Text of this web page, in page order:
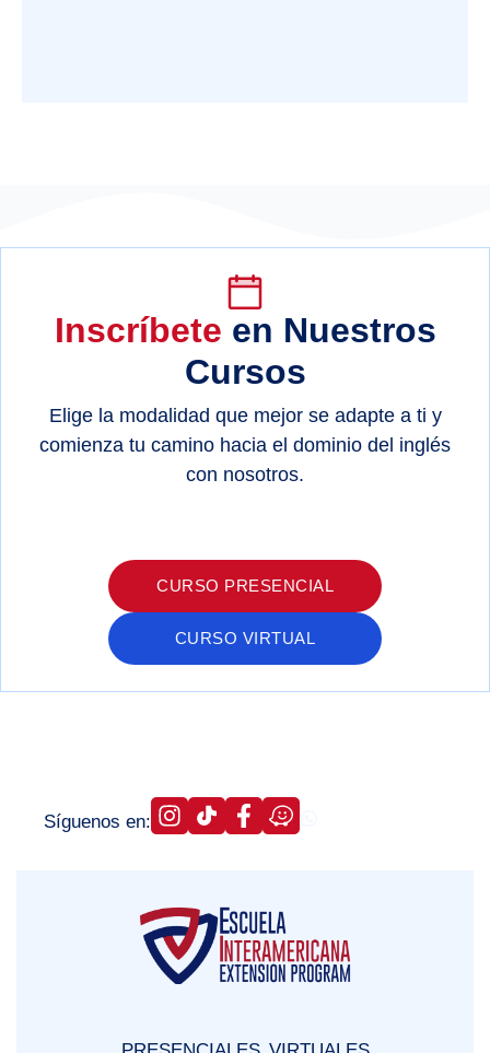
Inscríbete en Nuestros
Cursos
Elige la modalidad que mejor se adapte a ti y
comienza tu camino hacia el dominio del inglés
con nosotros.
CURSO PRESENCIAL
CURSO VIRTUAL
Síguenos en: